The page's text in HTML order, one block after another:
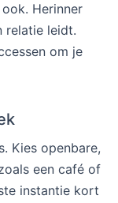
Herinner
relatie leidt.
om je
Kies openbare,
een café of
instantie kort